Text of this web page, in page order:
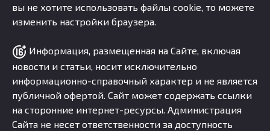
вы не хотите использовать файлы cookie, то можете
изменить настройки браузера.
Информация, размещенная на Сайте, включая
новости и статьи, носит исключительно
информационно-справочный характер и не является
публичной офертой. Сайт может содержать ссылки
на сторонние интернет-ресурсы. Администрация
Сайта не несет ответственности за доступность